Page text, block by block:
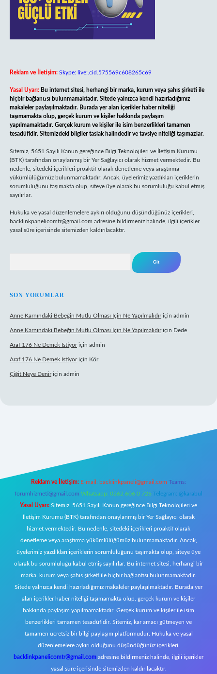
Reklam ve İletişim: Skype: live:.cid.575569c608265c69
Yasal Uyarı: Bu internet sitesi, herhangi bir marka, kurum veya şahıs şirketi ile
hiçbir bağlantısı bulunmamaktadır. Sitede yalnızca kendi hazırladığımız
makaleler paylaşılmaktadır. Burada yer alan içerikler haber niteliği
taşımamakta olup, gerçek kurum ve kişiler hakkında paylaşım
yapılmamaktadır. Gerçek kurum ve kişiler ile isim benzerlikleri tamamen
tesadüfidir. Sitemizdeki bilgiler taslak halindedir ve tavsiye niteliği taşımazlar.
Sitemiz, 5651 Sayılı Kanun gereğince Bilgi Teknolojileri ve İletişim Kurumu
(BTK) tarafından onaylanmış bir Yer Sağlayıcı olarak hizmet vermektedir. Bu
nedenle, sitedeki içerikleri proaktif olarak denetleme veya araştırma
yükümlülüğümüz bulunmamaktadır. Ancak, üyelerimiz yazdıkları içeriklerin
sorumluluğunu taşımakta olup, siteye üye olarak bu sorumluluğu kabul etmiş
sayılırlar.
Hukuka ve yasal düzenlemelere aykırı olduğunu düşündüğünüz içerikleri,
backlinkpanelicomtr@gmail.com adresine bildirmeniz halinde, ilgili içerikler
yasal süre içerisinde sitemizden kaldırılacaktır.
SON YORUMLAR
Anne Karnındaki Bebeğin Mutlu Olması Için Ne Yapılmalıdıriçin admin
Anne Karnındaki Bebeğin Mutlu Olması Için Ne Yapılmalıdıriçin Dede
Araf 176 Ne Demek Istiyoriçin admin
Araf 176 Ne Demek Istiyoriçin Kör
Çiğit Neye Deniriçin admin
Reklam ve İletişim: E-mail: backlinkpaneli@gmail.com Teams:
forumhizmeti@gmail.com Whatsapp: 0262 606 0 726 Telegram: @karabul
Yasal Uyarı: Sitemiz, 5651 Sayılı Kanun gereğince Bilgi Teknolojileri ve
İletişim Kurumu (BTK) tarafından onaylanmış bir Yer Sağlayıcı olarak
hizmet vermektedir. Bu nedenle, sitedeki içerikleri proaktif olarak
denetleme veya araştırma yükümlülüğümüz bulunmamaktadır. Ancak,
üyelerimiz yazdıkları içeriklerin sorumluluğunu taşımakta olup, siteye üye
olarak bu sorumluluğu kabul etmiş sayılırlar. Bu internet sitesi, herhangi bir
marka, kurum veya şahıs şirketi ile hiçbir bağlantısı bulunmamaktadır.
Sitede yalnızca kendi hazırladığımız makaleler paylaşılmaktadır. Burada yer
alan içerikler haber niteliği taşımamakta olup, gerçek kurum ve kişiler
hakkında paylaşım yapılmamaktadır. Gerçek kurum ve kişiler ile isim
benzerlikleri tamamen tesadüfidir. Sitemiz, kar amacı gütmeyen ve
tamamen ücretsiz bir bilgi paylaşım platformudur. Hukuka ve yasal
düzenlemelere aykırı olduğunu düşündüğünüz içerikleri,
backlinkpanelicomtr@gmail.com adresine bildirmeniz halinde, ilgili içerikler
yasal süre içerisinde sitemizden kaldırılacaktır.